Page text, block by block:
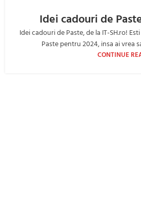
Idei cadouri de
Idei cadouri de Paste, de la IT-SH.ro!
Paste pentru 2024, insa ai vrea
CONTINUE